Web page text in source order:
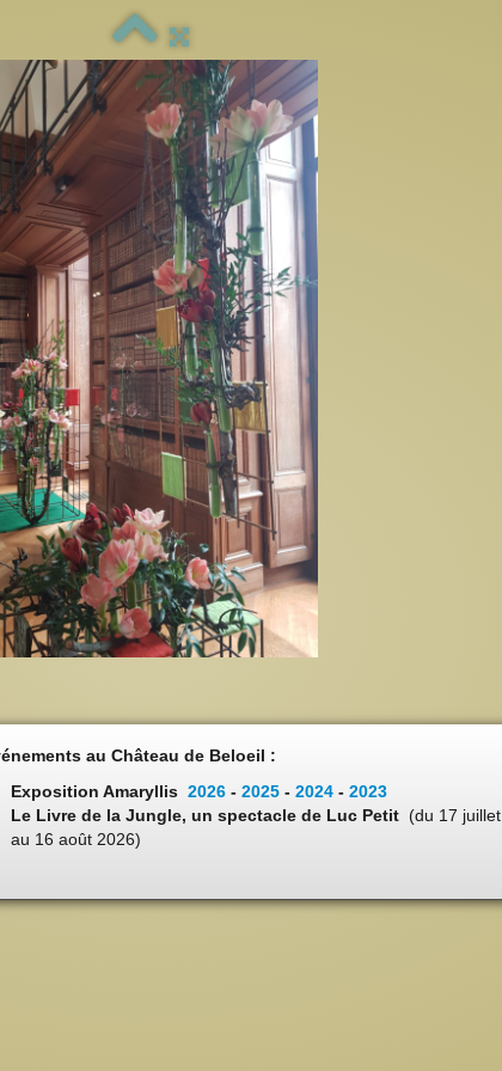
au Château de Beloeil :
Exposition Amaryllis 2026 -2025 -2024 -2023
Le Livre de la Jungle, un spectacle de Luc Petit(du 17 juillet
au 16 août 2026)